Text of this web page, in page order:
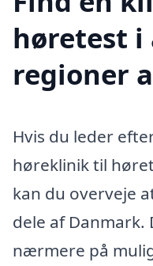
høretest i
regioner
Hvis du leder
høreklinik til
kan du overveje
dele af Danmark.
nærmere på